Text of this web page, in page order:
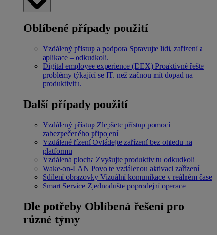
Oblíbené případy použití
Vzdálený přístup a podpora Spravujte lidi, zařízení a
aplikace – odkudkoli.
Digital employee experience (DEX) Proaktivně řešte
problémy týkající se IT, než začnou mít dopad na
produktivitu.
Další případy použití
Vzdálený přístup Zlepšete přístup pomocí
zabezpečeného připojení
Vzdálené řízení Ovládejte zařízení bez ohledu na
platformu
Vzdálená plocha Zvyšujte produktivitu odkudkoli
Wake-on-LAN Povolte vzdálenou aktivaci zařízení
Sdílení obrazovky Vizuální komunikace v reálném čase
Smart Service Zjednodušte poprodejní operace
Dle potřeby Oblíbená řešení pro
různé týmy